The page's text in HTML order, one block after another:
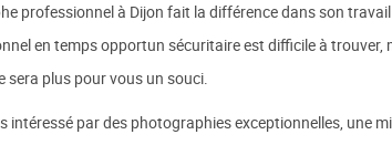
professionnel à Dijon fait la différence dans son
en temps opportun sécuritaire est difficile à
sera plus pour vous un souci.
intéressé par des photographies exceptionnelles, une